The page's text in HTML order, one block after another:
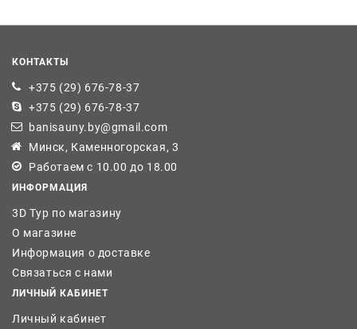
КОНТАКТЫ
+375 (29) 676-78-37
+375 (29) 676-78-37
banisauny.by@gmail.com
Минск, Каменногорская, 3
Работаем с 10.00 до 18.00
ИНФОРМАЦИЯ
3D Тур по магазину
О магазине
Информация о доставке
Связаться с нами
ЛИЧНЫЙ КАБИНЕТ
Личный кабинет